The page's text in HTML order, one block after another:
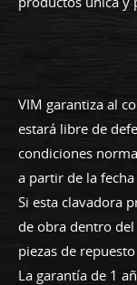
VIM garantiza al
estará libre de
condiciones
a partir de la
Si esta clavadora
de obra dentro
piezas de
La garantía de 1